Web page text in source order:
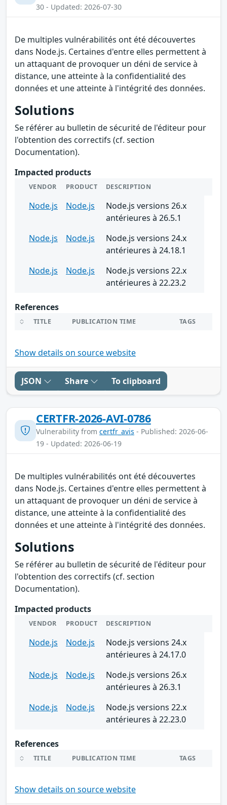
30 - Updated: 2026-07-30
De multiples vulnérabilités ont été découvertes
dans Node.js. Certaines d'entre elles permettent à
un attaquant de provoquer un déni de service à
distance, une atteinte à la confidentialité des
données et une atteinte à l'intégrité des données.
Solutions
Se référer au bulletin de sécurité de l'éditeur pour
l'obtention des correctifs (cf. section
Documentation).
Impacted products
VENDOR PRODUCT DESCRIPTION
Node.js Node.js
Node.js versions 26.x
antérieures à 26.5.1
Node.js
Node.js
Node.js versions 24.x
antérieures à 24.18.1
Node.js
Node.js
Node.js versions 22.x
antérieures à 22.23.2
References
TITLE PUBLICATION TIME TAGS
Show details on source website
JSON Share To clipboard
CERTFR-2026-AVI-0786
Vulnerability from certfr_avis - Published: 2026-06-
19 - Updated: 2026-06-19
De multiples vulnérabilités ont été découvertes
dans Node.js. Certaines d'entre elles permettent à
un attaquant de provoquer un déni de service à
distance, une atteinte à la confidentialité des
données et une atteinte à l'intégrité des données.
Solutions
Se référer au bulletin de sécurité de l'éditeur pour
l'obtention des correctifs (cf. section
Documentation).
Impacted products
VENDOR PRODUCT DESCRIPTION
Node.js Node.js
Node.js versions 24.x
antérieures à 24.17.0
Node.js
Node.js
Node.js versions 26.x
antérieures à 26.3.1
Node.js
Node.js
Node.js versions 22.x
antérieures à 22.23.0
References
TITLE PUBLICATION TIME TAGS
Show details on source website